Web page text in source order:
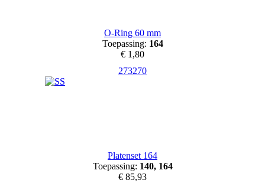
O-Ring 60 mm
Toepassing: 164
€ 1,80
273270
Platenset 164
Toepassing: 140, 164
€ 85,93